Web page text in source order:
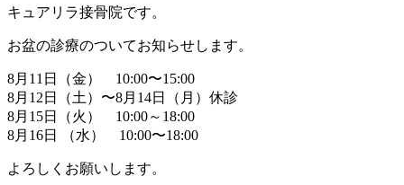
キュアリラ接骨院です。
お盆の診療のついてお知らせします。
8月11日（金） 10:00〜15:00
8月12日（土）〜8月14日（月）休診
8月15日（火） 10:00～18:00
8月16日 （水） 10:00〜18:00
よろしくお願いします。